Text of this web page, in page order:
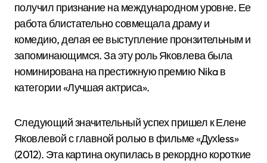
получил признание на международном уровне. Ее
работа блистательно совмещала драму и
комедию, делая ее выступление пронзительным и
запоминающимся. За эту роль Яковлева была
номинирована на престижную премию Nika в
категории «Лучшая актриса».
Следующий значительный успех пришел к Елене
Яковлевой с главной ролью в фильме «Духless»
(2012). Эта картина окупилась в рекордно короткие